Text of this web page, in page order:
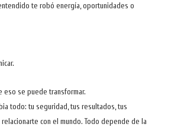
te robó energía, oportunidades o
eso se puede transformar.
todo: tu seguridad, tus resultados, tus
con el mundo. Todo depende de la